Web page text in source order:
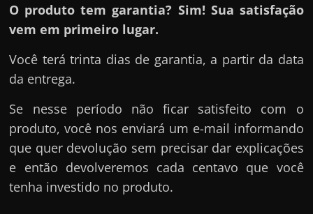
O produto tem garantia? Sim! Sua satisfação
vem em primeiro lugar.
Você terá trinta dias de garantia, a partir da data
da entrega.
Se nesse período não ficar satisfeito com o
produto, você nos enviará um e-mail informando
que quer devolução sem precisar dar explicações
e então devolveremos cada centavo que você
tenha investido no produto.